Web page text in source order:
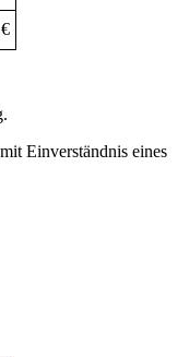
Einverständnis eines